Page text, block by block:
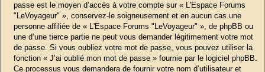
passe est le moyen d’accès à votre compte sur « L'Espace Forums
"LeVoyageur" », conservez-le soigneusement et en aucun cas une
personne affiliée de « L'Espace Forums "LeVoyageur" », de phpBB ou
une d’une tierce partie ne peut vous demander légitimement votre mot
de passe. Si vous oubliez votre mot de passe, vous pouvez utiliser la
fonction « J’ai oublié mon mot de passe » fournie par le logiciel phpBB.
Ce processus vous demandera de fournir votre nom d’utilisateur et